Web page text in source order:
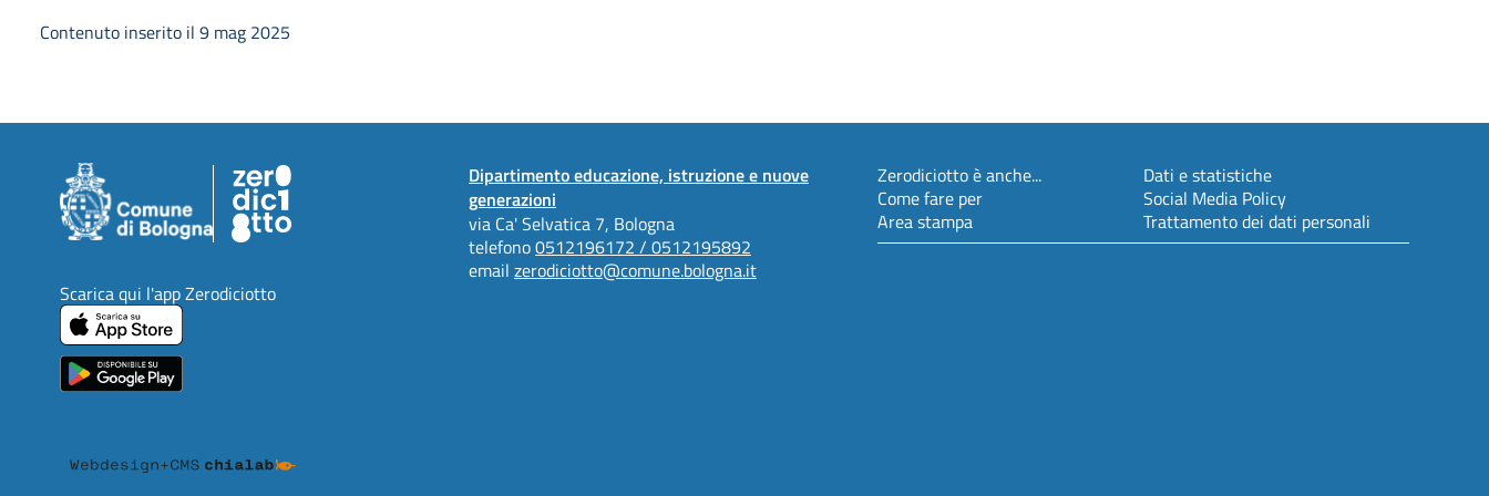
Contenuto inserito il 9 mag 2025
Dipartimento educazione, istruzione e nuove
generazioni
via Ca' Selvatica 7, Bologna
telefono0512196172 / 0512195892
email zerodiciotto@comune.bologna.it
Zerodiciotto è anche...
Come fare per
Area stampa
Dati e statistiche
Social Media Policy
Trattamento dei dati personali
Scarica qui l'app Zerodiciotto